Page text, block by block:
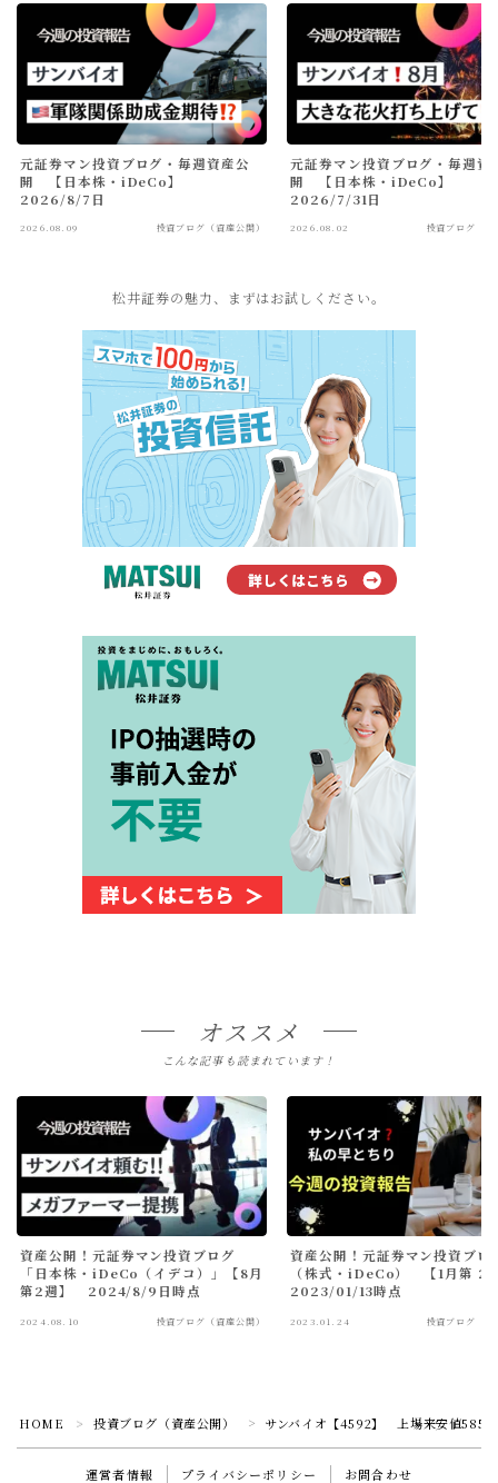
元証券マン投資ブログ・毎週資産公
開 【日本株・iDeCo】
2026/8/7日
2026.08.09 投資ブログ（資産公開）
元証券マン投資ブログ・毎週資
開 【日本株・iDeCo】
2026/7/31日
2026.08.02 投資ブログ（
松井証券の魅力、まずはお試しください。
オススメ
こんな記事も読まれています！
資産公開！元証券マン投資ブログ
「日本株・iDeCo（イデコ）」【8月
第2週】 2024/8/9日時点
2024.08.10 投資ブログ（資産公開）
資産公開！元証券マン投資ブロ
（株式・iDeCo） 【1月第 2
2023/01/13時点
2023.01.24 投資ブログ（
HOME ＞ 投資ブログ（資産公開） ＞ サンバイオ【4592】 上場来安値585
運営者情報 プライバシーポリシー お問合わせ